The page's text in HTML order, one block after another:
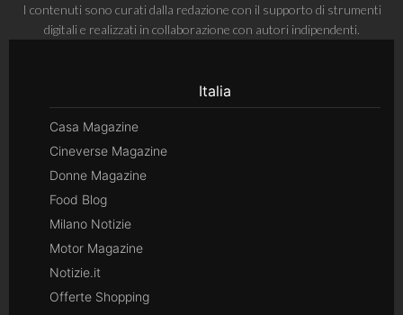
I contenuti sono curati dalla redazione con il supporto di strumenti
digitali e realizzati in collaborazione con autori indipendenti.
Italia
Casa Magazine
Cineverse Magazine
Donne Magazine
Food Blog
Milano Notizie
Motor Magazine
Notizie.it
Offerte Shopping